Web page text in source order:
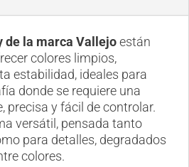
de la marca Vallejoestán
colores limpios,
estabilidad, ideales para
donde se requiere una
precisa y fácil de controlar.
versátil, pensada tanto
para detalles, degradados
colores.